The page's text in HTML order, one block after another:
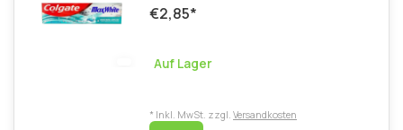
€2,85*
Auf Lager
* Inkl. MwSt. zzgl. Versandkosten